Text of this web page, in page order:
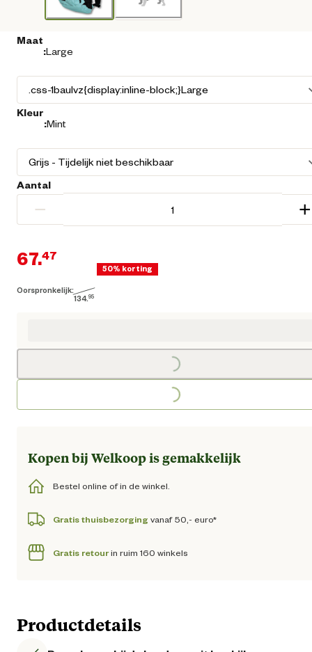
Maat
:Large
Kleur
:Mint
Aantal
− +
Oorspronkelijk:
134.95
67.47
Huidige prijs € 67,47
50% korting
Loading...
Loading...
Kopen bij Welkoop is gemakkelijk
Bestel online of in de winkel.
Gratis thuisbezorging vanaf 50,- euro*
Gratis retourin ruim 160 winkels
Productdetails